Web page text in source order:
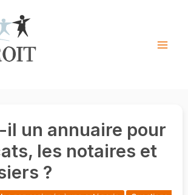
un annuaire pour
les notaires et
?